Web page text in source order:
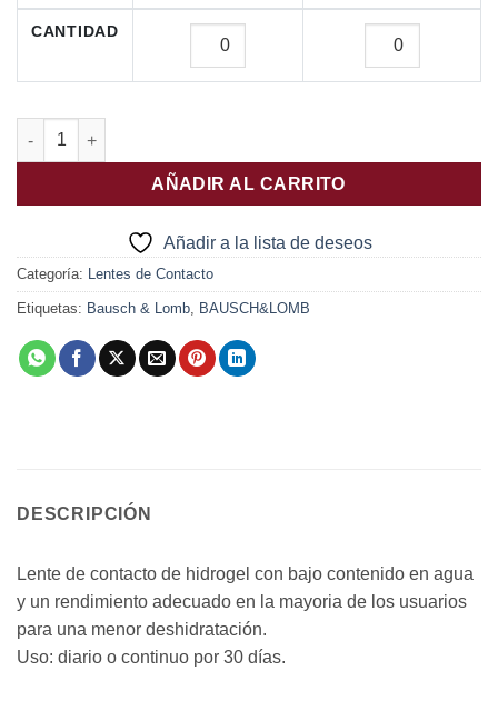
CANTIDAD
SofLens 38 6PK cantidad
AÑADIR AL CARRITO
Añadir a la lista de deseos
Categoría: Lentes de Contacto
Etiquetas: Bausch & Lomb, BAUSCH&LOMB
DESCRIPCIÓN
Lente de contacto de hidrogel con bajo contenido en agua
y un rendimiento adecuado en la mayoria de los usuarios
para una menor deshidratación.
Uso: diario o continuo por 30 días.